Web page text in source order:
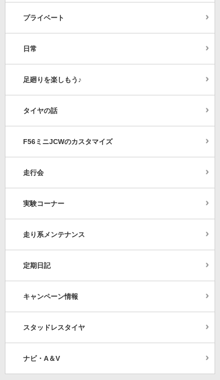
プライベート
日常
足廻りを楽しもう♪
タイヤの話
F56ミニJCWのカスタマイズ
走行会
実験コーナー
走り系メンテナンス
定期日記
キャンペーン情報
スタッドレスタイヤ
ナビ・A＆V